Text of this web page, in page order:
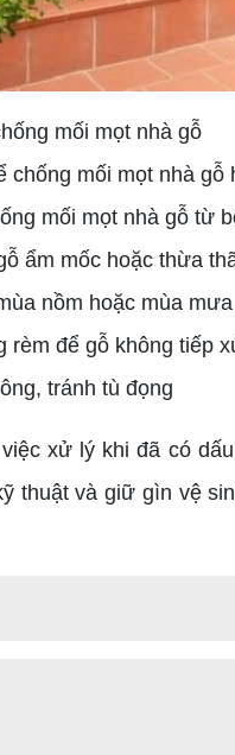
mối mọt nhà gỗ
mối mọt nhà gỗ
mối mọt nhà gỗ từ
ẩm mốc hoặc thừa
nồm hoặc mùa mưa
để gỗ không tiếp
tránh tù đọng
xử lý khi đã có
thuật và giữ gìn vệ